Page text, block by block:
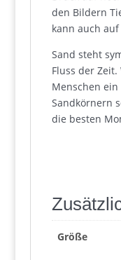
den Bildern
kann auch
Sand steht
Fluss der
Menschen
Sandkörnern
die besten
Größe